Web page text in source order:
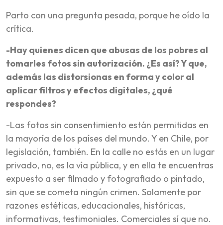
Parto con una pregunta pesada, porque he oído la
crítica.
-Hay quienes dicen que abusas de los pobres al
tomarles fotos sin autorización. ¿Es así? Y que,
además las distorsionas en forma y color al
aplicar filtros y efectos digitales, ¿qué
respondes?
-Las fotos sin consentimiento están permitidas en
la mayoría de los países del mundo. Y en Chile, por
legislación, también. En la calle no estás en un lugar
privado, no, es la vía pública, y en ella te encuentras
expuesto a ser filmado y fotografiado o pintado,
sin que se cometa ningún crimen. Solamente por
razones estéticas, educacionales, históricas,
informativas, testimoniales. Comerciales sí que no.